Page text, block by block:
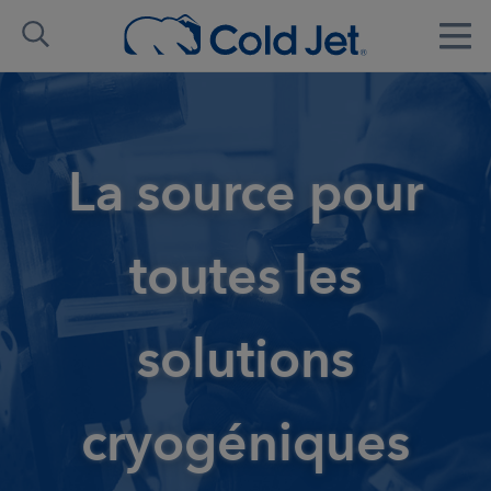
La source pour
toutes les
solutions
cryogéniques